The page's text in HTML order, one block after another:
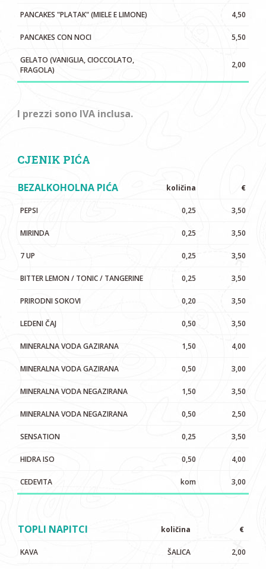
PANCAKES "PLATAK" (MIELE E LIMONE) 4,50
PANCAKES CON NOCI 5,50
GELATO (VANIGLIA, CIOCCOLATO,
FRAGOLA)
2,00
I prezzi sono IVA inclusa.
CJENIK PIĆA
BEZALKOHOLNA PIĆA količina €
PEPSI 0,25 3,50
MIRINDA 0,25 3,50
7 UP 0,25 3,50
BITTER LEMON / TONIC / TANGERINE 0,25 3,50
PRIRODNI SOKOVI 0,20 3,50
LEDENI ČAJ 0,50 3,50
MINERALNA VODA GAZIRANA 1,50 4,00
MINERALNA VODA GAZIRANA 0,50 3,00
MINERALNA VODA NEGAZIRANA 1,50 3,50
MINERALNA VODA NEGAZIRANA 0,50 2,50
SENSATION 0,25 3,50
HIDRA ISO 0,50 4,00
CEDEVITA kom 3,00
TOPLI NAPITCI količina €
KAVA ŠALICA 2,00